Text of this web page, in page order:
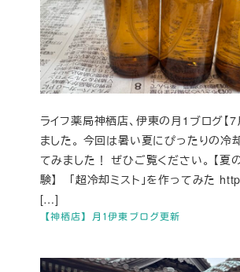
【神栖店】月1伊東ブログ更新
ライフ薬局神栖店、伊東の月1ブログ【7
ました。 今回は暑い夏にぴったりの冷
てみました！ ぜひご覧ください。 【夏
験】 「超冷却ミスト」を作ってみた
[…]